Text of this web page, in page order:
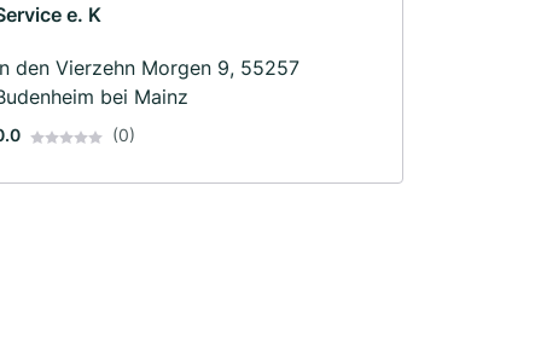
e. K
den Vierzehn Morgen 9, 55257
bei Mainz
(0)